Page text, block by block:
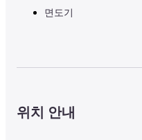
면도기
위치 안내